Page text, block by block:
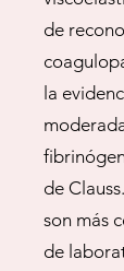
de
la
de
son más
de